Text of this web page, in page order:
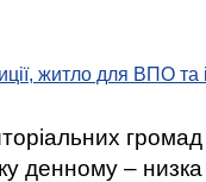
житло для ВПО
громад
денному –